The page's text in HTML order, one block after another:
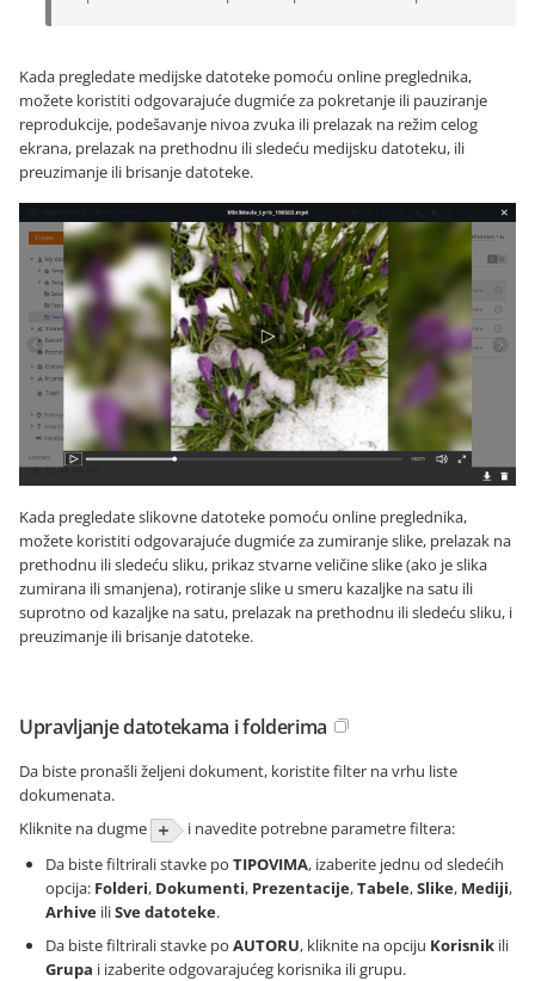
Kada pregledate medijske datoteke pomoću online preglednika,
možete koristiti odgovarajuće dugmiće za pokretanje ili pauziranje
reprodukcije, podešavanje nivoa zvuka ili prelazak na režim celog
ekrana, prelazak na prethodnu ili sledeću medijsku datoteku, ili
preuzimanje ili brisanje datoteke.
Kada pregledate slikovne datoteke pomoću online preglednika,
možete koristiti odgovarajuće dugmiće za zumiranje slike, prelazak na
prethodnu ili sledeću sliku, prikaz stvarne veličine slike (ako je slika
zumirana ili smanjena), rotiranje slike u smeru kazaljke na satu ili
suprotno od kazaljke na satu, prelazak na prethodnu ili sledeću sliku, i
preuzimanje ili brisanje datoteke.
Upravljanje datotekama i folderima
Da biste pronašli željeni dokument, koristite filter na vrhu liste
dokumenata.
Kliknite na dugme
i navedite potrebne parametre filtera:
Da biste filtrirali stavke po TIPOVIMA, izaberite jednu od sledećih
opcija: Folderi, Dokumenti, Prezentacije,Tabele,Slike, Mediji,
Arhive iliSve datoteke.
Da biste filtrirali stavke po AUTORU, kliknite na opciju Korisnik ili
Grupa i izaberite odgovarajućeg korisnika ili grupu.